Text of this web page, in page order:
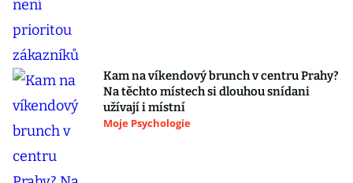
Kam na víkendový brunch v centru Prahy?
Na těchto místech si dlouhou snídani
užívají i místní
Moje Psychologie